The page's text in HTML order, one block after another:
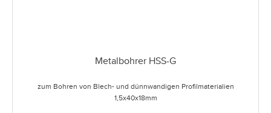
Metalbohrer HSS-G
zum Bohren von Blech- und dünnwandigen Profilmaterialien
1,5x40x18mm